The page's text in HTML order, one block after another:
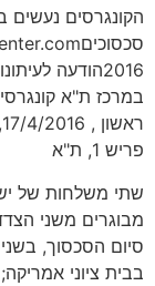
הקונגרסים נעשים
2016הודעה
במרכז ת"א
פריש 1, ת"א
שתי משלחות של
מבוגרים משני
סיום הסכסוך,
בבית ציוני